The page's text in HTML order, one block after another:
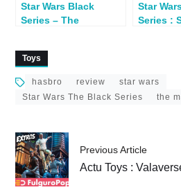
Star Wars Black
Series – The
4-pack : R5-D4, BD-72
& Pit Droids
Star
Series :
Toys
hasbro review
star wars
Star Wars The Black Series
the
Previous Article
Actu Toys :